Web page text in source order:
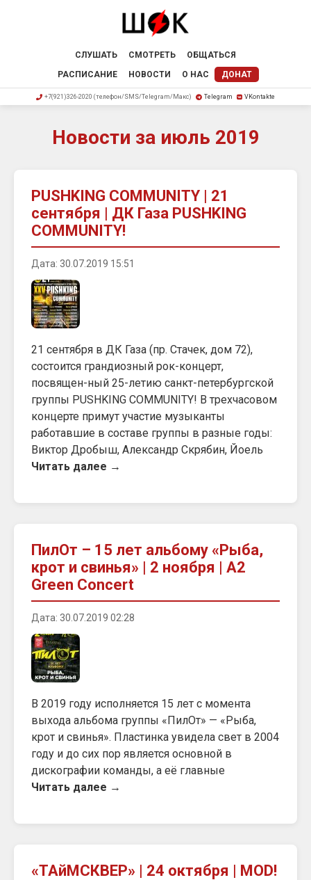
СЛУШАТЬ СМОТРЕТЬ
ОБЩАТЬСЯ
РАСПИСАНИЕ
НОВОСТИ О НАС ДОНАТ
+7(921)326-2020 (телефон/SMS/Telegram/Макс) Telegram VKontakte
Новости за июль 2019
PUSHKING COMMUNITY | 21
сентября | ДК Газа PUSHKING
COMMUNITY!
Дата: 30.07.2019 15:51
21 сентября в ДК Газа (пр. Стачек, дом 72),
состоится грандиозный рок-концерт,
посвящен-ный 25-летию санкт-петербургской
группы PUSHKING COMMUNITY! В трехчасовом
концерте примут участие музыканты
работавшие в составе группы в разные годы:
Виктор Дробыш, Александр Скрябин, Йоель
Читать далее →
ПилОт – 15 лет альбому «Рыба,
крот и свинья» | 2 ноября | A2
Green Concert
Дата: 30.07.2019 02:28
В 2019 году исполняется 15 лет с момента
выхода альбома группы «ПилОт» — «Рыба,
крот и свинья». Пластинка увидела свет в 2004
году и до сих пор является основной в
дискографии команды, а её главные
Читать далее →
«ТАйМСКВЕР» | 24 октября | MOD!